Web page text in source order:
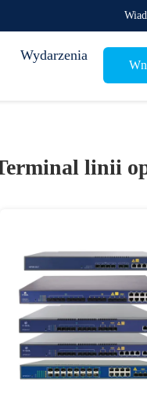
Wydarzenia
linii